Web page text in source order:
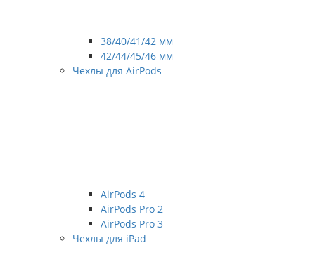
38/40/41/42 мм
42/44/45/46 мм
Чехлы для AirPods
AirPods 4
AirPods Pro 2
AirPods Pro 3
Чехлы для iPad